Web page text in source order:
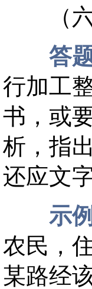
（六
答
行加工
书，或
析，指
还应文
示
农民，
某路经